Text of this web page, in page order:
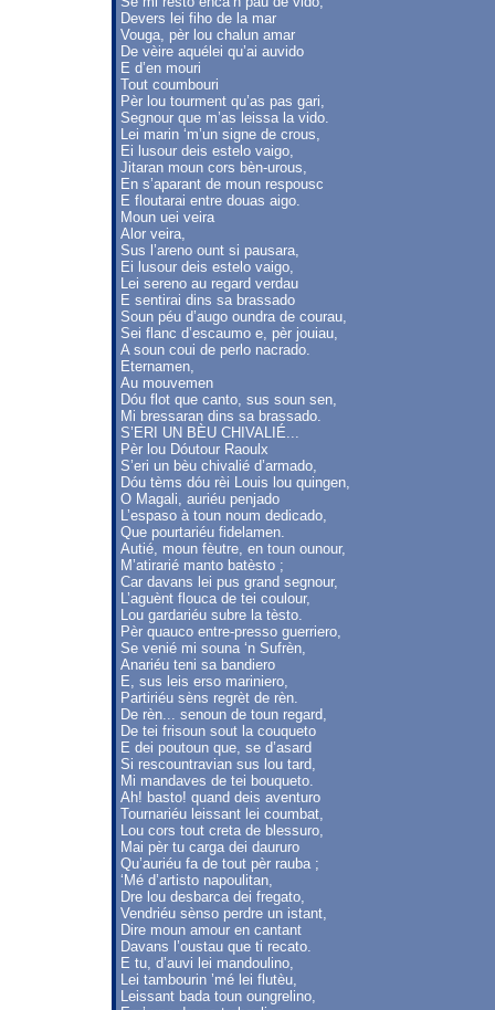
Devers lei fiho de la mar
Vouga, pèr lou chalun amar
De vèire aquélei qu’ai auvido
E d’en mouri
Tout coumbouri
Pèr lou tourment qu’as pas gari,
Segnour que m’as leissa la vido.
Lei marin ‘m’un signe de crous,
Ei lusour deis estelo vaigo,
Jitaran moun cors bèn-urous,
En s’aparant de moun respousc
E floutarai entre douas aigo.
Moun uei veira
Alor veira,
Sus l’areno ount si pausara,
Ei lusour deis estelo vaigo,
Lei sereno au regard verdau
E sentirai dins sa brassado
Soun péu d’augo oundra de courau,
Sei flanc d’escaumo e, pèr jouiau,
A soun coui de perlo nacrado.
Eternamen,
Au mouvemen
Dóu flot que canto, sus soun sen,
Mi bressaran dins sa brassado.
S’ERI UN BÈU CHIVALIÉ...
Pèr lou Dóutour Raoulx
S’eri un bèu chivalié d’armado,
Dóu tèms dóu rèi Louis lou quingen,
O Magali, auriéu penjado
L’espaso à toun noum dedicado,
Que pourtariéu fidelamen.
Autié, moun fèutre, en toun ounour,
M’atirarié manto batèsto ;
Car davans lei pus grand segnour,
L’aguènt flouca de tei coulour,
Lou gardariéu subre la tèsto.
Pèr quauco entre-presso guerriero,
Se venié mi souna ‘n Sufrèn,
Anariéu teni sa bandiero
E, sus leis erso mariniero,
Partiriéu sèns regrèt de rèn.
De rèn... senoun de toun regard,
De tei frisoun sout la couqueto
E dei poutoun que, se d’asard
Si rescountravian sus lou tard,
Mi mandaves de tei bouqueto.
Ah! basto! quand deis aventuro
Tournariéu leissant lei coumbat,
Lou cors tout creta de blessuro,
Mai pèr tu carga dei daururo
Qu’auriéu fa de tout pèr rauba ;
‘Mé d’artisto napoulitan,
Dre lou desbarca dei fregato,
Vendriéu sènso perdre un istant,
Dire moun amour en cantant
Davans l’oustau que ti recato.
E tu, d’auvi lei mandoulino,
Lei tambourin ’mé lei flutèu,
Leissant bada toun oungrelino,